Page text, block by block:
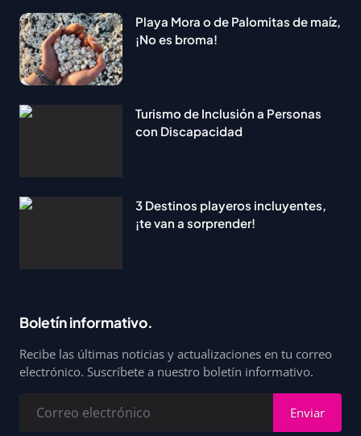
Playa Mora o de Palomitas de maíz,
¡No es broma!
Turismo de Inclusión a Personas
con Discapacidad
3 Destinos playeros incluyentes,
¡te van a sorprender!
Boletín informativo.
Recibe las últimas noticias y actualizaciones en tu correo
electrónico. Suscríbete a nuestro boletín informativo.
Enviar